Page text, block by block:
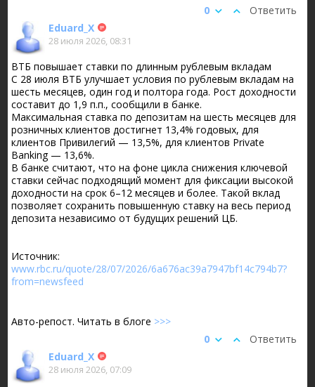
Ответить
0
Eduard_X
28 июля 2026, 08:31
ВТБ повышает ставки по длинным рублевым вкладам
С 28 июля ВТБ улучшает условия по рублевым вкладам на
шесть месяцев, один год и полтора года. Рост доходности
составит до 1,9 п.п., сообщили в банке.
Максимальная ставка по депозитам на шесть месяцев для
розничных клиентов достигнет 13,4% годовых, для
клиентов Привилегий — 13,5%, для клиентов Private
Banking — 13,6%.
В банке считают, что на фоне цикла снижения ключевой
ставки сейчас подходящий момент для фиксации высокой
доходности на срок 6–12 месяцев и более. Такой вклад
позволяет сохранить повышенную ставку на весь период
депозита независимо от будущих решений ЦБ.
Источник:
www.rbc.ru/quote/28/07/2026/6a676ac39a7947bf14c794b7?
from=newsfeed
Авто-репост. Читать в блоге >>>
Ответить
0
Eduard_X
28 июля 2026, 07:09